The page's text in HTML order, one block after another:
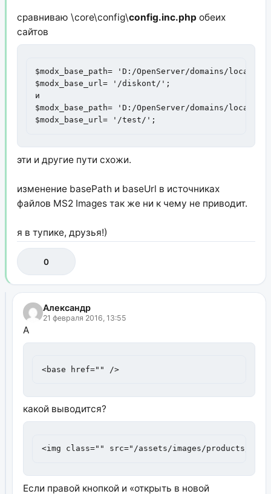
сравниваю \core\config\config.inc.phpобеих
сайтов
$modx_base_path= 'D:/OpenServer/domains/
$modx_base_url= '/diskont/';
и
$modx_base_path= 'D:/OpenServer/domains/
$modx_base_url= '/test/';
эти и другие пути схожи.
изменение basePath и baseUrl в источниках
файлов MS2 Images так же ни к чему не приводит.
я в тупике, друзья!)
0
Александр
21 февраля 2016, 13:55
А
<base href="" />
какой выводится?
<img class="" src="/assets/images/products/64/
Если правой кнопкой и «открыть в новой